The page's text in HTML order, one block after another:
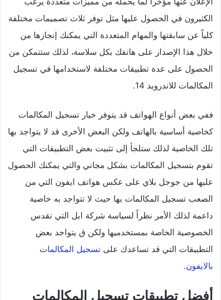
الكثيرون في الحصول عليها مثل توفر ثلاث تصميمات مختلفة
كلياً عن سابقتها والمهام المتعددة التي يمكنك إنجازها من
خلال هذا الإصدار على هاتفك بكل سلاسة، لذلك ستتمكن من
الحصول على عدة تطبيقات مختلفة لاستخدامها في تسجيل
المكالمات للاندرويد 14.
ففي بعض أنواع الهواتف قد يتوفر خيار تسجيل المكالمات
كخاصية أساسية بالهاتف ولكن البعض الأخرى قد لا يتواجد بها
تلك الخاصية لذلك ستلجأ إلى تثبيت بعض التطبيقات التي
تقوم بتسجيل المكالمات بشكل مجاني والتي يمكنك الحصول
عليها من جوجل بلاي على عكس هواتف ايفون التي من
الصعب تسجيل المكالمات بها حيث لا تتواجد به خاصية
داعمة لذلك الأمر نظراً لسياسة شركة ابل التي تقدس
الخصوصية الخاصة بمستخدميها ولكن ق يتواجد بعض
التطبيقات التي قد تساعدك على تسجيل المكالمات
بالايفون.
أفضل تطبيقات تسجيل المكالمات